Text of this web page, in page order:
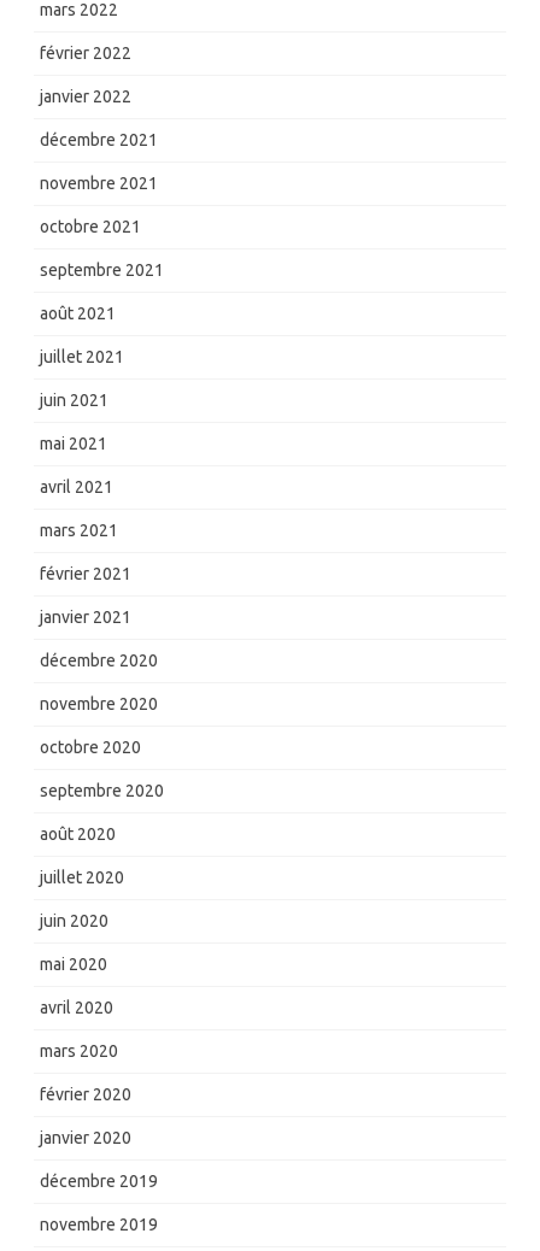
mars 2022
février 2022
janvier 2022
décembre 2021
novembre 2021
octobre 2021
septembre 2021
août 2021
juillet 2021
juin 2021
mai 2021
avril 2021
mars 2021
février 2021
janvier 2021
décembre 2020
novembre 2020
octobre 2020
septembre 2020
août 2020
juillet 2020
juin 2020
mai 2020
avril 2020
mars 2020
février 2020
janvier 2020
décembre 2019
novembre 2019